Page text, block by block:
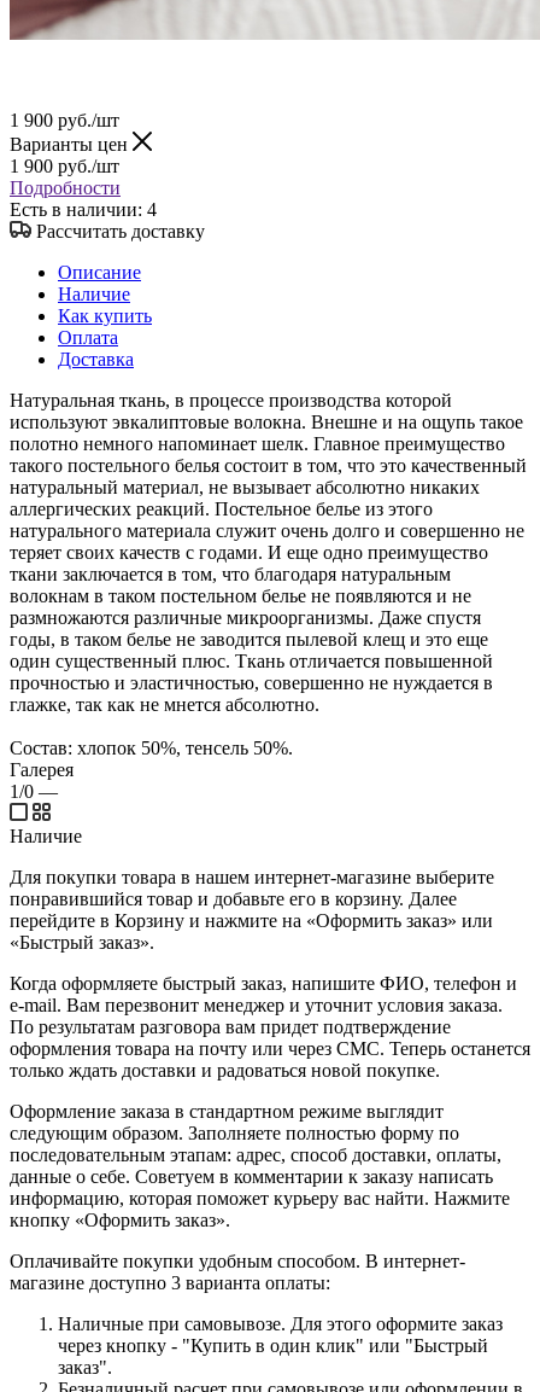
1 900 руб./шт
Варианты цен
1 900 руб./шт
Подробности
Есть в наличии: 4
Рассчитать доставку
Описание
Наличие
Как купить
Оплата
Доставка
Натуральная ткань, в процессе производства которой
используют эвкалиптовые волокна. Внешне и на ощупь такое
полотно немного напоминает шелк. Главное преимущество
такого постельного белья состоит в том, что это качественный
натуральный материал, не вызывает абсолютно никаких
аллергических реакций. Постельное белье из этого
натурального материала служит очень долго и совершенно не
теряет своих качеств с годами. И еще одно преимущество
ткани заключается в том, что благодаря натуральным
волокнам в таком постельном белье не появляются и не
размножаются различные микроорганизмы. Даже спустя
годы, в таком белье не заводится пылевой клещ и это еще
один существенный плюс. Ткань отличается повышенной
прочностью и эластичностью, совершенно не нуждается в
глажке, так как не мнется абсолютно.
Состав: хлопок 50%, тенсель 50%.
Галерея
1/0 —
Наличие
Для покупки товара в нашем интернет-магазине выберите
понравившийся товар и добавьте его в корзину. Далее
перейдите в Корзину и нажмите на «Оформить заказ» или
«Быстрый заказ».
Когда оформляете быстрый заказ, напишите ФИО, телефон и
e-mail. Вам перезвонит менеджер и уточнит условия заказа.
По результатам разговора вам придет подтверждение
оформления товара на почту или через СМС. Теперь останется
только ждать доставки и радоваться новой покупке.
Оформление заказа в стандартном режиме выглядит
следующим образом. Заполняете полностью форму по
последовательным этапам: адрес, способ доставки, оплаты,
данные о себе. Советуем в комментарии к заказу написать
информацию, которая поможет курьеру вас найти. Нажмите
кнопку «Оформить заказ».
Оплачивайте покупки удобным способом. В интернет-
магазине доступно 3 варианта оплаты:
Наличные при самовывозе. Для этого оформите заказ
через кнопку - "Купить в один клик" или "Быстрый
заказ".